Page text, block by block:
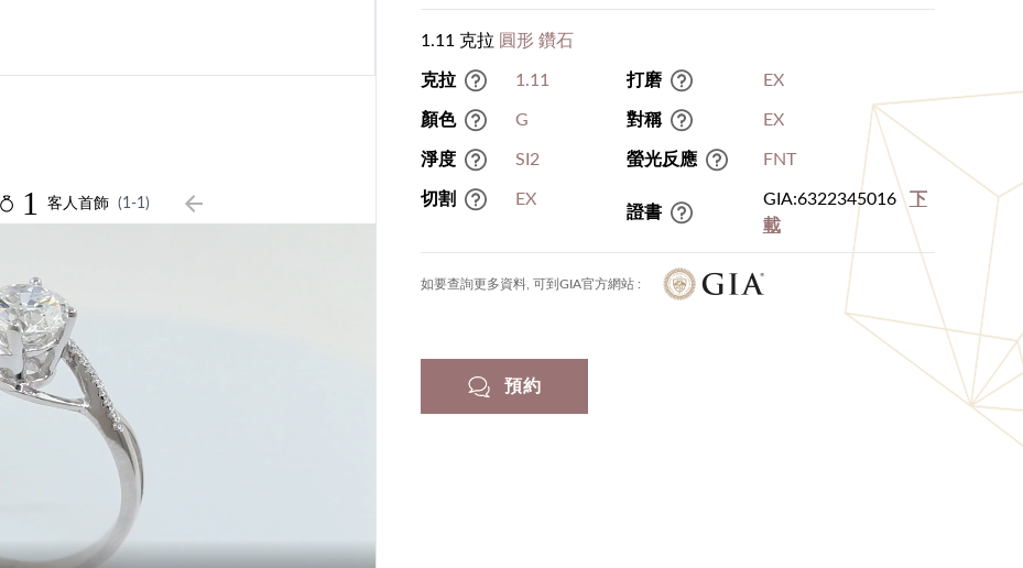
1 客人首飾 (1-1)
1.11 克拉 圓形 鑽石
克拉 1.11
顏色 G
淨度 SI2
切割 EX
打磨 EX
對稱 EX
螢光反應 FNT
證書
GIA:6322345016
下
載
如要查詢更多資料, 可到GIA官方網站 :
預約